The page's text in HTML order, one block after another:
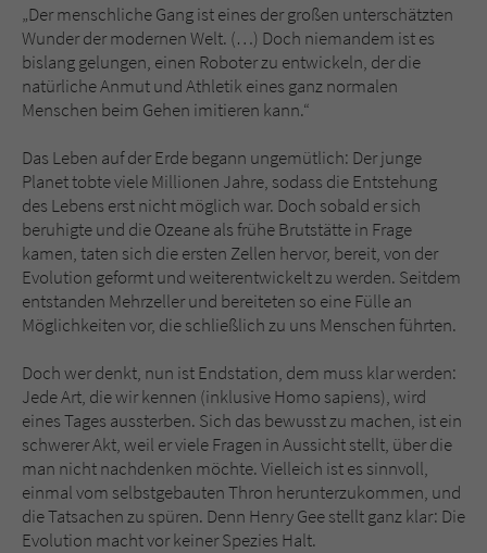
„Der menschliche Gang ist eines der großen unterschätzten
Wunder der modernen Welt. (…) Doch niemandem ist es
bislang gelungen, einen Roboter zu entwickeln, der die
natürliche Anmut und Athletik eines ganz normalen
Menschen beim Gehen imitieren kann.“
Das Leben auf der Erde begann ungemütlich: Der junge
Planet tobte viele Millionen Jahre, sodass die Entstehung
des Lebens erst nicht möglich war. Doch sobald er sich
beruhigte und die Ozeane als frühe Brutstätte in Frage
kamen, taten sich die ersten Zellen hervor, bereit, von der
Evolution geformt und weiterentwickelt zu werden. Seitdem
entstanden Mehrzeller und bereiteten so eine Fülle an
Möglichkeiten vor, die schließlich zu uns Menschen führten.
Doch wer denkt, nun ist Endstation, dem muss klar werden:
Jede Art, die wir kennen (inklusive Homo sapiens), wird
eines Tages aussterben. Sich das bewusst zu machen, ist ein
schwerer Akt, weil er viele Fragen in Aussicht stellt, über die
man nicht nachdenken möchte. Vielleich ist es sinnvoll,
einmal vom selbstgebauten Thron herunterzukommen, und
die Tatsachen zu spüren. Denn Henry Gee stellt ganz klar: Die
Evolution macht vor keiner Spezies Halt.